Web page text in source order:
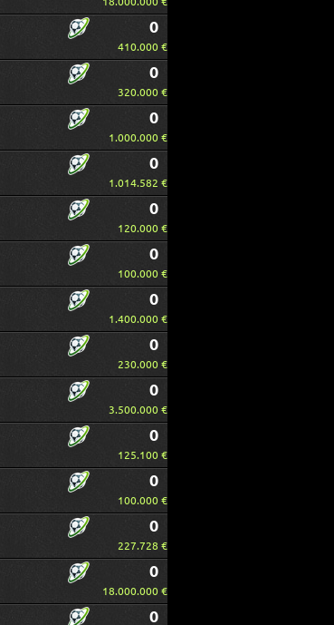
0
410.000 €
0
320.000 €
0
1.000.000 €
0
1.014.582 €
0
120.000 €
0
100.000 €
0
1.400.000 €
0
230.000 €
0
3.500.000 €
0
125.100 €
0
100.000 €
0
227.728 €
0
18.000.000 €
0